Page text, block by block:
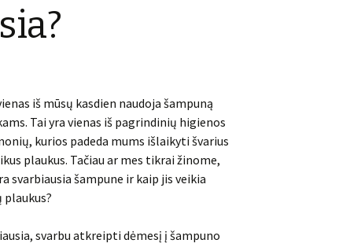
iš mūsų kasdien naudoja šampuną
Tai yra vienas iš pagrindinių higienos
kurios padeda mums išlaikyti švarius
plaukus. Tačiau ar mes tikrai žinome,
svarbiausia šampune ir kaip jis veikia
plaukus?
svarbu atkreipti dėmesį į šampuno